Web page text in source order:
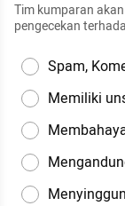
Tim kumparan
pengecekan
Spam,
Memiliki